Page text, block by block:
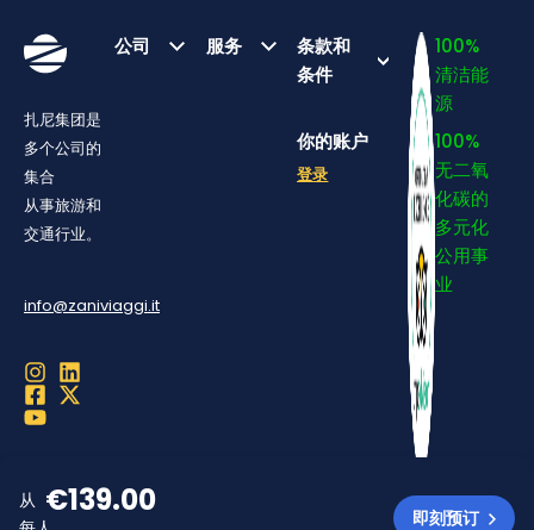
从 €139.00 即刻预订
扎尼集团是
多个公司的
集合
从事旅游和
交通行业。
info@zaniviaggi.it
公司 服务
条款和
条件
你的账户
登录
100%
清洁能
源
100%
无二氧
化碳的
多元化
公用事
业
© 2026 Zani Viaggi srl | Via Cusani 18 – 20121 Milano | C.F. e P.I.
Zani Viaggi S.r.l. © Copyright 2026 | 版权所有。